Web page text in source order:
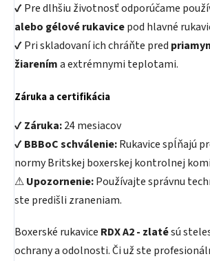
✔ Pre dlhšiu životnosť odporúčame
alebo gélové rukavicepod hlavné
✔ Pri skladovaní ich chráňte pred
žiareníma extrémnymi teplotami.
Záruka a certifikácia
✔Záruka:24 mesiacov
✔BBBoC schválenie:Rukavice spĺňajú
normy Britskej boxerskej kontrolnej
⚠Upozornenie:Používajte správnu
ste predišli zraneniam.
Boxerské rukavice RDX A2 - zlatésú
ochrany a odolnosti. Či už ste